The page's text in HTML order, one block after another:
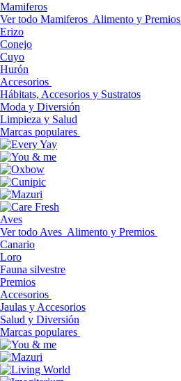
Mamiferos
Ver todo Mamiferos Alimento y Premios
Erizo
Conejo
Cuyo
Hurón
Accesorios
Hábitats, Accesorios y Sustratos
Moda y Diversión
Limpieza y Salud
Marcas populares
Aves
Ver todo Aves Alimento y Premios
Canario
Loro
Fauna silvestre
Premios
Accesorios
Jaulas y Accesorios
Salud y Diversión
Marcas populares